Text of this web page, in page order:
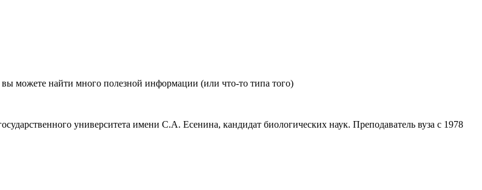
вы можете найти много полезной информации (или что-то типа того)
университета имени С.А. Есенина, кандидат биологических наук. Преподаватель вуза с 1978